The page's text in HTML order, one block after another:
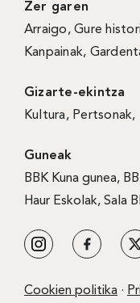
Zer garen
Arraigo,Gure
Kanpainak,
Gizarte-ekintza
Kultura, Pertsonak,
Guneak
BBK Kuna gunea,
Haur Eskolak, Sala
Cookien politika·